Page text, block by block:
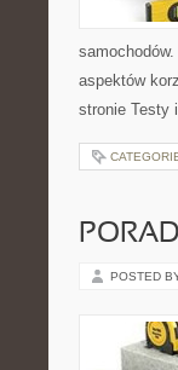
aspektów
stronie Testy
POSTED